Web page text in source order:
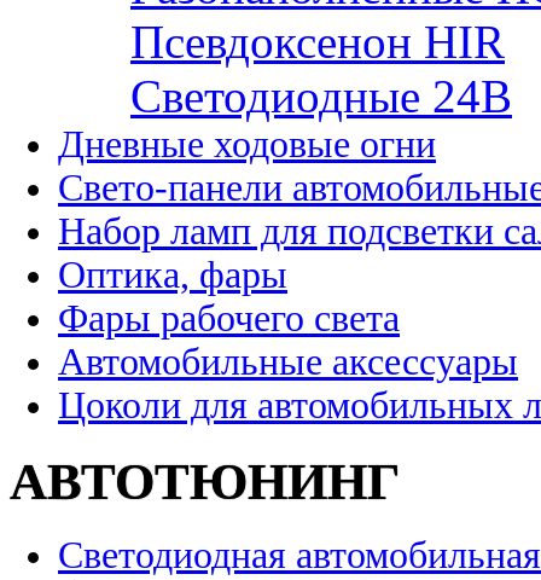
Псевдоксенон HIR
Cветодиодные 24B
Дневные ходовые огни
Свето-панели
Набор ламп для подсветки
Оптика, фары
Фары рабочего света
Автомобильные аксессуары
Цоколи для автомобильных
АВТОТЮНИНГ
Светодиодная